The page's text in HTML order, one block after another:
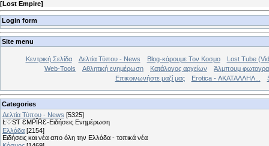
[Lost Empire]
Login form
Site menu
Κεντρική Σελίδα Δελτία Τύπου - News Blog-κάρουμε Τον Κοσμο
Lost Tube
Web-Tools
Αθλητική ενημέρωση Κατάλογος αρχείων
Άλμπουμ
Επικοινωνήστε μαζί μας
Erotica - ΑΚΑΤΑΛΛΗΛ...
Categories
Δελτία Τύπου - News [5325]
Ŀ♡SƬ ƐMṖĪŔƐ-Ειδήσεις Ενημέρωση
Ελλάδα [2154]
Ειδήσεις και νέα απο όλη την Ελλάδα - τοπικά νέα